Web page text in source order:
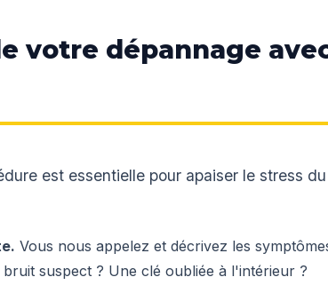
votre dépannage
est essentielle pour apaiser le stress
Vous nous appelez et décrivez les
suspect ? Une clé oubliée à l'intérieur ?